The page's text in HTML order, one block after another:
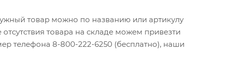
товар можно по названию или артикулу
товара на складе можем привезти
телефона 8-800-222-6250 (бесплатно), наши